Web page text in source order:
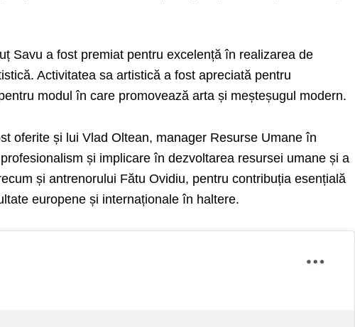
Savu a fost premiat pentru excelență în realizarea de
Activitatea sa artistică a fost apreciată pentru
modul în care promovează arta și meșteșugul modern.
oferite și lui Vlad Oltean, manager Resurse Umane în
și implicare în dezvoltarea resursei umane și a
și antrenorului Fătu Ovidiu, pentru contribuția esențială
europene și internaționale în haltere.